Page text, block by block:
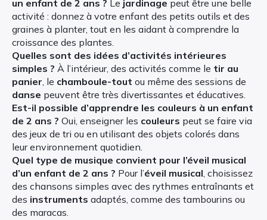
un enfant de 2 ans ? Le jardinage peut être une belle
activité : donnez à votre enfant des petits outils et des
graines à planter, tout en les aidant à comprendre la
croissance des plantes.
Quelles sont des idées d’activités intérieures
simples ? À l’intérieur, des activités comme le tir au
panier , le chamboule-tout ou même des sessions de
danse peuvent être très divertissantes et éducatives.
Est-il possible d’apprendre les couleurs à un enfant
de 2 ans ? Oui, enseigner les couleurs peut se faire via
des jeux de tri ou en utilisant des objets colorés dans
leur environnement quotidien.
Quel type de musique convient pour l’éveil musical
d’un enfant de 2 ans ? Pour l’éveil musical , choisissez
des chansons simples avec des rythmes entraînants et
des instruments adaptés, comme des tambourins ou
des maracas.